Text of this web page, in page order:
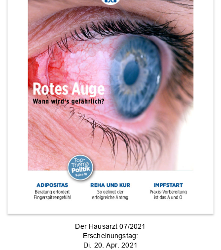
Der Hausarzt 07/2021
Erscheinungstag:
Di. 20. Apr. 2021